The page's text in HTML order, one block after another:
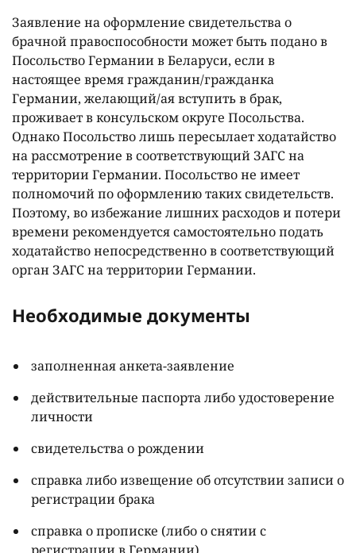
Заявление на оформление свидетельства о
брачной правоспособности может быть подано в
Посольство Германии в Беларуси, если в
настоящее время гражданин/гражданка
Германии, желающий/ая вступить в брак,
проживает в консульском округе Посольства.
Однако Посольство лишь пересылает ходатайство
на рассмотрение в соответствующий ЗАГС на
территории Германии. Посольство не имеет
полномочий по оформлению таких свидетельств.
Поэтому, во избежание лишних расходов и потери
времени рекомендуется самостоятельно подать
ходатайство непосредственно в соответствующий
орган ЗАГС на территории Германии.
Необходимые документы
заполненная анкета-заявление
действительные паспорта либо удостоверение
личности
свидетельства о рождении
справка либо извещение об отсутствии записи о
регистрации брака
справка о прописке (либо о снятии с